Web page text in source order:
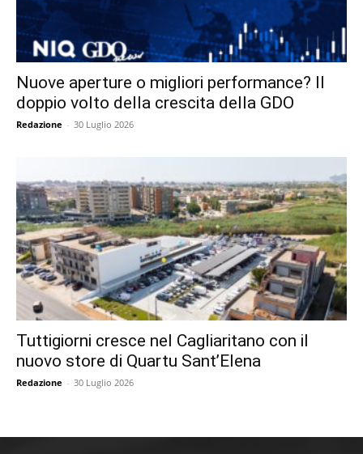
Nuove aperture o migliori performance? Il
doppio volto della crescita della GDO
Redazione - 30 Luglio 2026
Tuttigiorni cresce nel Cagliaritano con il
nuovo store di Quartu Sant’Elena
Redazione - 30 Luglio 2026